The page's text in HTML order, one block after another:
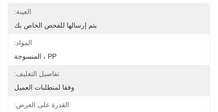
العينة:
يتم إرسالها للفحص الخاص بك
المواد:
PP ، المنسوجة
تفاصيل التغليف:
وفقا لمتطلبات العميل
القدرة على العرض: